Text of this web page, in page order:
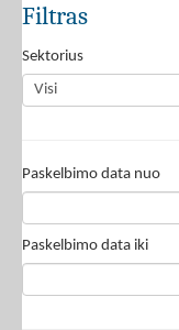
Filtras
Sektorius
Paskelbimo data nuo
Paskelbimo data iki